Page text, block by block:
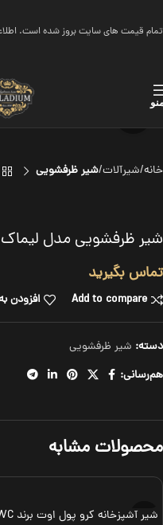
تمام قیمت های سایت بروز شده است.
برای بزرگنمایی کلیک کنید
خانه شیرآلات شیر ظرفشویی
شیر ظرفشویی مدل لیماک
تماس بگیرید
Add to compare افزودن
دسته: شیر ظرفشویی
هم‌رسانی:
محصولات مشابه
شیر آشپزخانه کرو پول اوت برند KWC